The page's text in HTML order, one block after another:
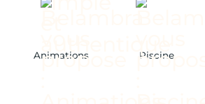
Animations Piscine